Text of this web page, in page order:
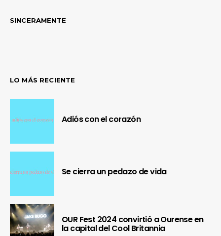
SINCERAMENTE
LO MÁS RECIENTE
Adiós con el corazón
Se cierra un pedazo de vida
OUR Fest 2024 convirtió a Ourense en
la capital del Cool Britannia